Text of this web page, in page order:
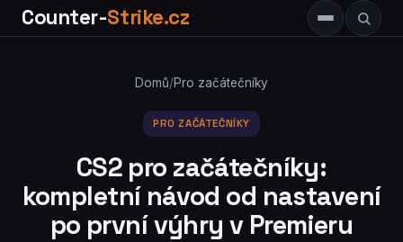
Counter-Strike.cz
Domů/Pro začátečníky
PRO ZAČÁTEČNÍKY
CS2 pro začátečníky:
kompletní návod od nastavení
po první výhry v Premieru